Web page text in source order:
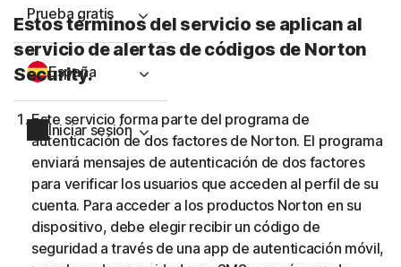
Prueba gratis
España
Iniciar sesión
Estos términos del servicio se aplican al
servicio de alertas de códigos de Norton
Security.
Este servicio forma parte del programa de
autenticación de dos factores de Norton. El programa
enviará mensajes de autenticación de dos factores
para verificar los usuarios que acceden al perfil de su
cuenta. Para acceder a los productos Norton en su
dispositivo, debe elegir recibir un código de
seguridad a través de una app de autenticación móvil,